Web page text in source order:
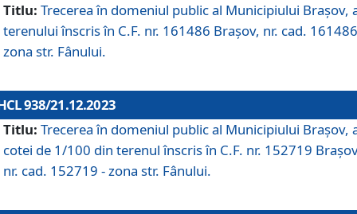
Titlu: Trecerea în domeniul public al Municipiului Braşov,
terenului înscris în C.F. nr. 161486 Brașov, nr. cad.
zona str. Fânului.
938/21.12.2023
Titlu: Trecerea în domeniul public al Municipiului Braşov,
cotei de 1/100 din terenul înscris în C.F. nr. 152719
nr. cad. 152719 - zona str. Fânului.